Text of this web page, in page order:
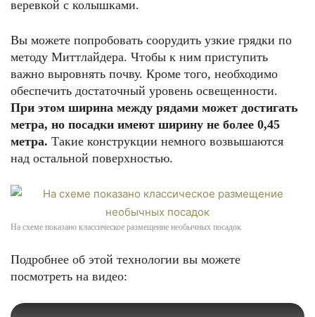
веревкой с колышками.
Вы можете попробовать соорудить узкие грядки по
методу Миттлайдера. Чтобы к ним приступить
важно выровнять почву. Кроме того, необходимо
обеспечить достаточный уровень освещенности.
При этом ширина между рядами может достигать
метра, но посадки имеют ширину не более 0,45
метра. Такие конструкции немного возвышаются
над остальной поверхностью.
На схеме показано классическое размещение необычных посадок
Подробнее об этой технологии вы можете
посмотреть на видео: